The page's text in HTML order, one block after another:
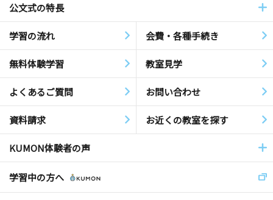
公文式の特長
学習の流れ 会費・各種手続き
無料体験学習 教室見学
よくあるご質問 お問い合わせ
資料請求 お近くの教室を探す
KUMON体験者の声
学習中の方へ